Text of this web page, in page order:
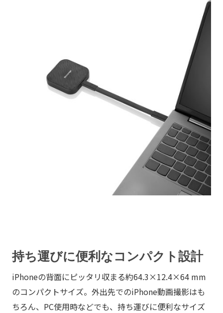
持ち運びに便利なコンパクト設計
iPhoneの背面にピッタリ収まる約64.3×12.4×64 mm
のコンパクトサイズ。外出先でのiPhone動画撮影はも
ちろん、PC使用時などでも、持ち運びに便利なサイズ